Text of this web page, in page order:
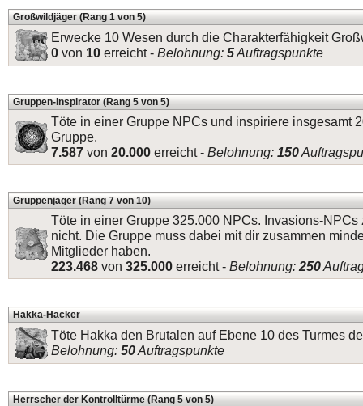
Großwildjäger (Rang 1 von 5)
Erwecke 10 Wesen durch die Charakterfähigkeit
0 von 10 erreicht - Belohnung: 5Auftragspunkte
Gruppen-Inspirator (Rang 5 von 5)
Töte in einer Gruppe NPCs und inspiriere insgesamt
Gruppe.
7.587 von 20.000 erreicht - Belohnung: 150
Gruppenjäger (Rang 7 von 10)
Töte in einer Gruppe 325.000 NPCs. Invasions-NPCs
nicht. Die Gruppe muss dabei mit dir zusammen
Mitglieder haben.
223.468 von 325.000 erreicht - Belohnung: 250
Hakka-Hacker
Töte Hakka den Brutalen auf Ebene 10 des Turmes
Belohnung: 50Auftragspunkte
Herrscher der Kontrolltürme (Rang 5 von 5)